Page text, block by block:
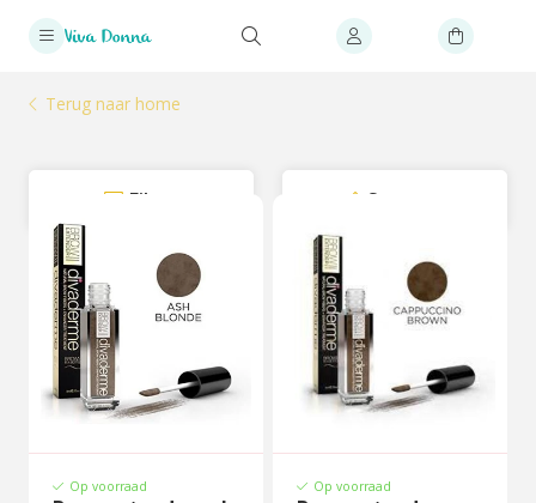
Terug naar home
Filter Sorteer
Op voorraad Op voorraad